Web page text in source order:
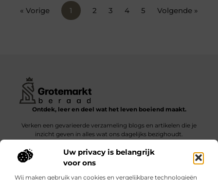
Uw privacy is belangrijk
voor ons
Wij maken gebruik van cookies en vergelijkbare technologieën
« Vorige 1 2 3 4 5 Volgende »
Ontdek, leer en deel wat het leven boeiend maakt.
Verken een gevarieerde verzameling blogs en artikelen die je
inzicht geven in alles wat ons dagelijks bezighoudt.
Bericht categorie